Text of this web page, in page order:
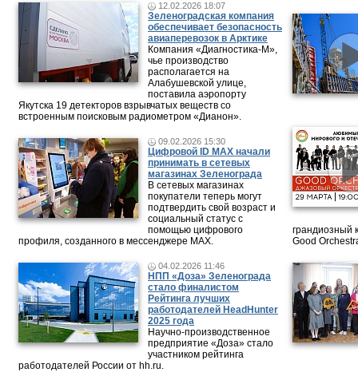
12.02.2026 18:07
Зеленоградская компания
обеспечивает безопасность
авиаперевозок в Арктике
Компания «Диагностика-М»,
чье производство
располагается на
Алабушевской улице,
поставила аэропорту
Якутска 19 детекторов взрывчатых веществ со
встроенным поисковым радиометром «Дианон».
09.02.2026 15:30
Цифровой ID MAX начали
принимать в сетевых
магазинах Зеленограда
В сетевых магазинах
покупатели теперь могут
подтвердить свой возраст и
социальный статус с
помощью цифрового
профиля, созданного в мессенджере MAX.
04.02.2026 11:46
НПП «Доза» Зеленограда
стало финалистом
Рейтинга лучших
работодателей HeadHunter
2025 года
Научно-производственное
предприятие «Доза» стало
участником рейтинга
работодателей России от hh.ru.
грандиозный
Good